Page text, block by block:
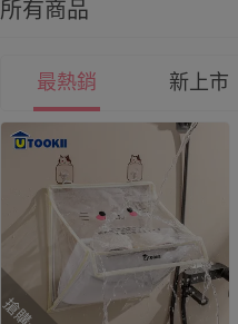
所有商品
最熱銷 新上市